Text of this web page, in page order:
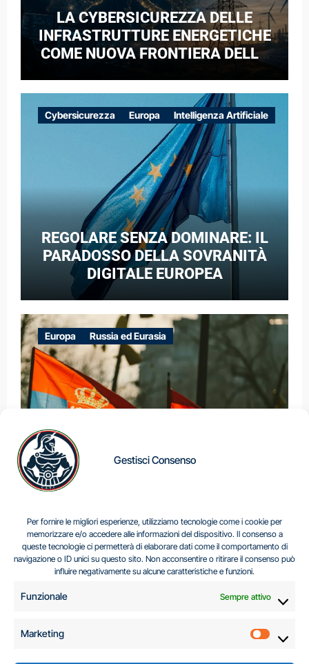
Gestisci Consenso
Per fornire le migliori esperienze, utilizziamo tecnologie come i cookie per
memorizzare e/o accedere alle informazioni del dispositivo. Il consenso a
queste tecnologie ci permetterà di elaborare dati come il comportamento di
navigazione o ID unici su questo sito. Non acconsentire o ritirare il consenso può
influire negativamente su alcune caratteristiche e funzioni.
Funzionale Sempre attivo
Marketing
LA CYBERSICUREZZA DELLE
INFRASTRUTTURE ENERGETICHE
COME NUOVA FRONTIERA DELLA
CASO DELLE RETI ELETTRICHE
EUROPEE NEL CONTESTO DELLA
GUERRA IBRIDA
Cybersicurezza Europa Intelligenza Artificiale
REGOLARE SENZA DOMINARE: IL
PARADOSSO DELLA SOVRANITÀ
DIGITALE EUROPEA
Europa Russia ed Eurasia
Centro Analisi e Studi Italus © Tutti i diritti riservati